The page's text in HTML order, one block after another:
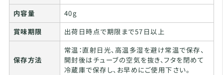
内容量
40g
賞味期限
出荷日時点で期限まで57日以上
保存方法
常温：直射日光、高温多湿を避け常温で保存、
開封後はチューブの空気を抜き、フタを閉めて
冷蔵庫で保存し、お早めにご使用下さい。